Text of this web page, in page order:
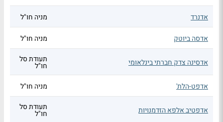
אדנרד מניה חו"ל
אדסה ביוטק מניה חו"ל
אדסינה צדק חברתי בינלאומי תעודת סל
חו"ל
אדפט-הלת'
מניה חו"ל
אדפטיב אלפא הזדמנויות תעודת סל
חו"ל